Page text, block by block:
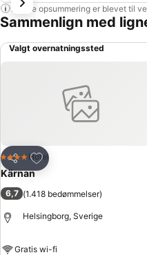
Denne opsummering er blevet til
Sammenlign med
Valgt overnatningssted
Del
Føj til favoritter
4 StjernerHotel
Kärnan
6,7 (1.418 bedømmelser)
Helsingborg, Sverige
Gratis wi-fi